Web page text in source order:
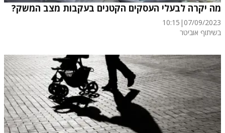
מה יקרה לבעלי העסקים הקטנים בעקבות מצב המשק?
07/09/2023
|
10:15
בשיתוף אוביטר